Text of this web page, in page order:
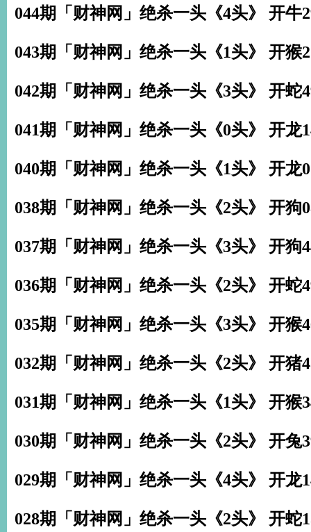
044期「财神网」绝杀一头《4头》 开牛
043期「财神网」绝杀一头《1头》 开猴
042期「财神网」绝杀一头《3头》 开蛇
041期「财神网」绝杀一头《0头》 开龙
040期「财神网」绝杀一头《1头》 开龙
038期「财神网」绝杀一头《2头》 开狗
037期「财神网」绝杀一头《3头》 开狗
036期「财神网」绝杀一头《2头》 开蛇
035期「财神网」绝杀一头《3头》 开猴
032期「财神网」绝杀一头《2头》 开猪
031期「财神网」绝杀一头《1头》 开猴
030期「财神网」绝杀一头《2头》 开兔
029期「财神网」绝杀一头《4头》 开龙
028期「财神网」绝杀一头《2头》 开蛇